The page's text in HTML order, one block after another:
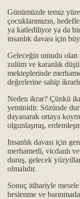
Günümüzde temiz
çocuklarımızın,
ya katlediliyor ya da
insanlık davası için
Geleceğin umudu olan
zulüm ve karanlık
mekteplerinde
değerlerine sahip
Neden ikrar? Çünkü
yeminidir. Sözünde
dayanarak ortaya
olgunlaşmış,
Insanlık davası için
merhametli, vicdanlı
duruş, gelecek
olmalıdır.
Sonuç itibariyle
beslenme ve
ile önemi…
gösterilmiştir...